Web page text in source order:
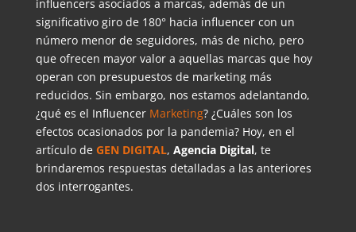
influencers asociados a marcas, además de un
significativo giro de 180° hacia influencer con un
número menor de seguidores, más de nicho, pero
que ofrecen mayor valor a aquellas marcas que hoy
operan con presupuestos de marketing más
reducidos. Sin embargo, nos estamos adelantando,
¿qué es el Influencer Marketing? ¿Cuáles son los
efectos ocasionados por la pandemia? Hoy, en el
artículo de GEN DIGITAL, Agencia Digital, te
brindaremos respuestas detalladas a las anteriores
dos interrogantes.